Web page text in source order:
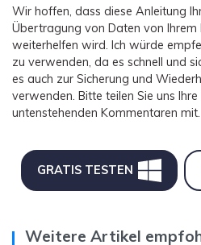
Wir hoffen, dass diese Anleitung
Übertragung von Daten von Ihrem
weiterhelfen wird. Ich würde
zu verwenden, da es schnell und
es auch zur Sicherung und
verwenden. Bitte teilen Sie uns
untenstehenden Kommentaren mit.
GRATIS TESTEN
Weitere Artikel